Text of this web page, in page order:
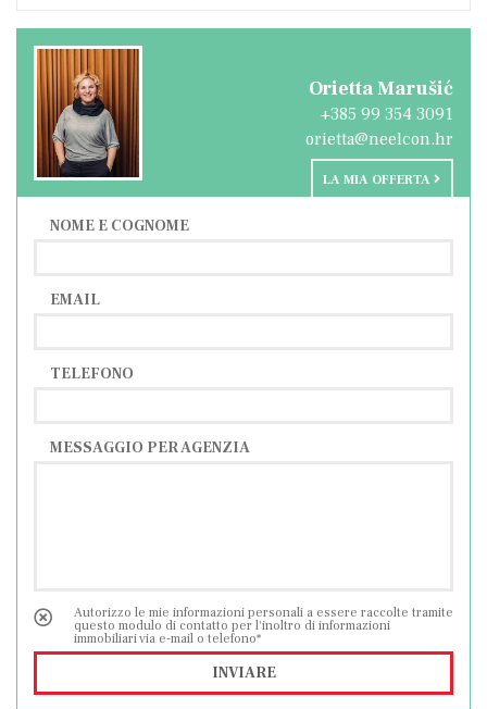
Orietta Marušić
+385 99 354 3091
orietta@neelcon.hr
LA MIA OFFERTA
NOME E COGNOME
EMAIL
TELEFONO
MESSAGGIO PER AGENZIA
Autorizzo le mie informazioni personali a essere raccolte tramite
questo modulo di contatto per l'inoltro di informazioni
immobiliari via e-mail o telefono*
INVIARE